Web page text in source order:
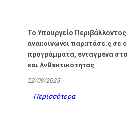
Το Υπουργείο Περιβάλλοντος
ανακοινώνει παρατάσεις σε
προγράμματα, ενταγμένα
και Ανθεκτικότητας
22/09/2025
Περισσότερα